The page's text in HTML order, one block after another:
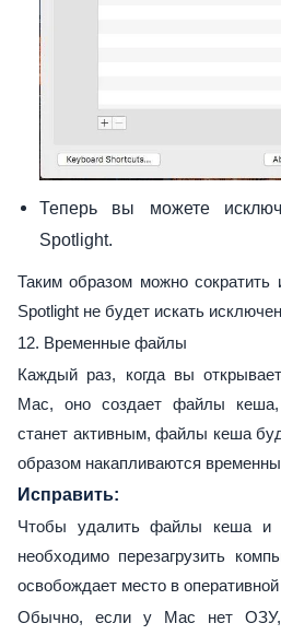
Теперь вы можете
Spotlight.
Таким образом можно сократить
Spotlight не будет искать
12. Временные файлы
Каждый раз, когда вы
Mac, оно создает файлы
станет активным, файлы кеша
образом накапливаются
Исправить:
Чтобы удалить файлы кеша и
необходимо перезагрузить
освобождает место в
Обычно, если у Mac нет ОЗУ,